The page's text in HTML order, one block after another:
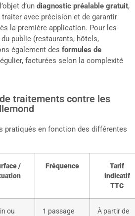
d’un diagnostic préalable gratuit,
avec précision et de garantir
la première application. Pour les
public (restaurants, hôtels,
également des formules de
facturées selon la complexité
traitements contre les
pratiqués en fonction des différentes
/
Fréquence
Tarif
indicatif
TTC
ou
1 passage
À partir de